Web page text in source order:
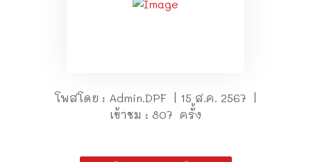
โพสโดย : Admin.DPF | 15 ส.ค. 2567 |
เข้าชม : 807 ครั้ง